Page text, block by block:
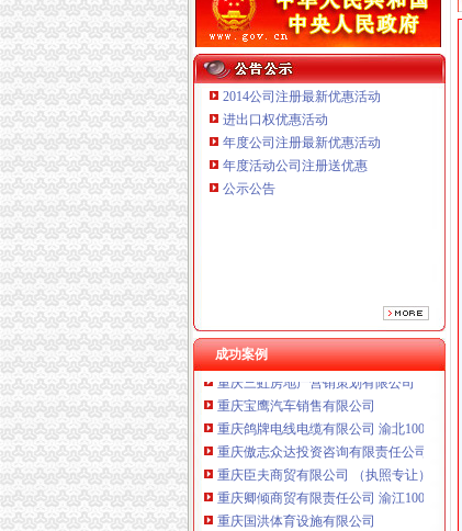
本站导航
2014公司注册最新优惠活动
进出口权优惠活动
年度公司注册最新优惠活动
年度活动公司注册送优惠
公示公告
成功案例
重庆鸽牌电线电缆有限公司 渝北10010万 (
重庆傲志众达投资咨询有限责任公司 渝九
重庆臣夫商贸有限公司 （执照专让）
重庆奕欣锦诚商贸有限公司 渝九50万 （工
重庆信同广告有限公司 渝沙50万 （工商注
重庆三虹房地产营销策划有限公司
重庆宝鹰汽车销售有限公司
重庆鸽牌电线电缆有限公司 渝北10010万 (
重庆傲志众达投资咨询有限责任公司 渝九
重庆臣夫商贸有限公司 （执照专让）
重庆卿倾商贸有限责任公司 渝江100万 （
重庆国洪体育设施有限公司
重庆星竣贸易有限责任公司 渝中100万 （